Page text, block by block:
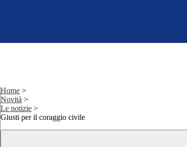
Home >
Novità >
Le notizie >
Giusti per il coraggio civile